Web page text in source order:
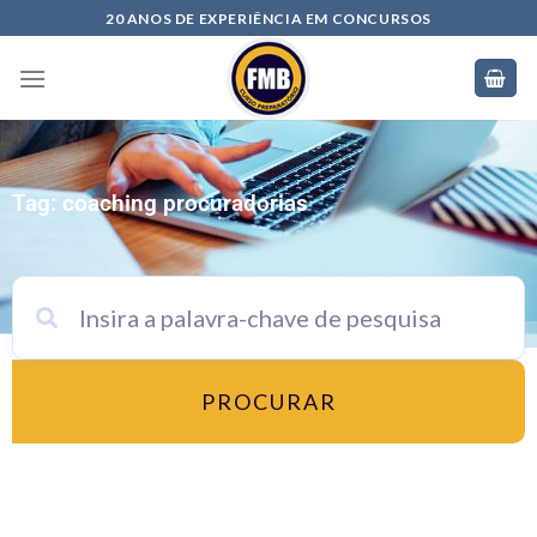
20 ANOS DE EXPERIÊNCIA EM CONCURSOS
Tag: coaching procuradorias
PROCURAR